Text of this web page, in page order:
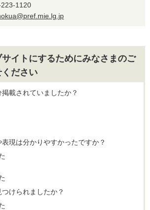
223-1120
イトにするためにみなさまのご
ださい
載されていましたか？
現は分かりやすかったですか？
けられましたか？